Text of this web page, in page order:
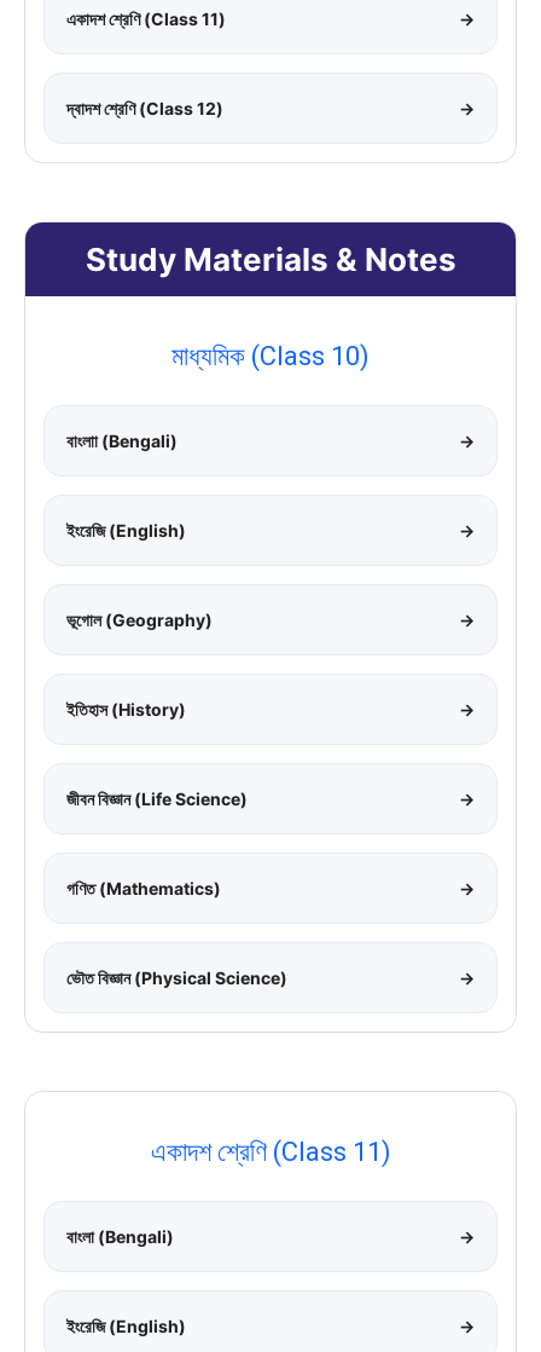
একাদশ শ্রেণি (Class 11) →
দ্বাদশ শ্রেণি (Class 12) →
Study Materials & Notes
মাধ্যমিক (Class 10)
বাংলাা (Bengali) →
ইংরেজি (English) →
ভূগোল (Geography) →
ইতিহাস (History) →
জীবন বিজ্ঞান (Life Science) →
গণিত (Mathematics) →
ভৌত বিজ্ঞান (Physical Science) →
একাদশ শ্রেণি (Class 11)
বাংলা (Bengali) →
ইংরেজি (English) →